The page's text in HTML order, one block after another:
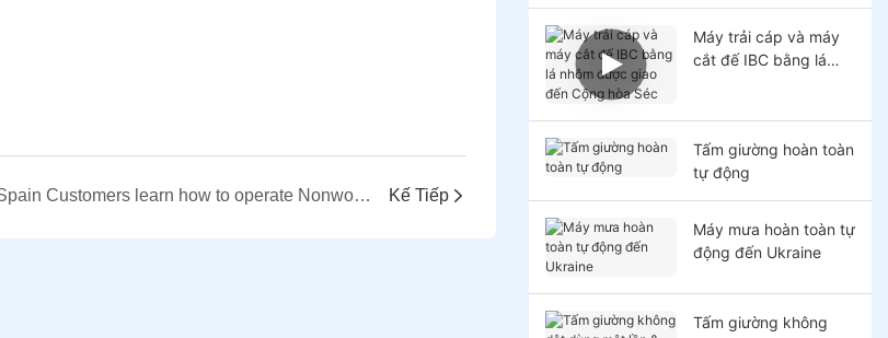
Spain Customers learn how to operate Nonwoven Wipe Printing & Folding & Cutting Machine. Kế Tiếp
Máy trải cáp và máy
cắt đế IBC bằng lá
Tấm giường hoàn toàn
tự động
Máy mưa hoàn toàn tự
động đến Ukraine
Tấm giường không